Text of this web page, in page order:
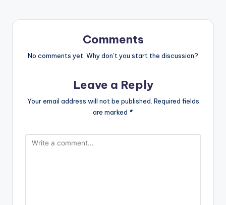
Comments
No comments yet. Why don’t you start the discussion?
Leave a Reply
Your email address will not be published. Required fields
are marked *